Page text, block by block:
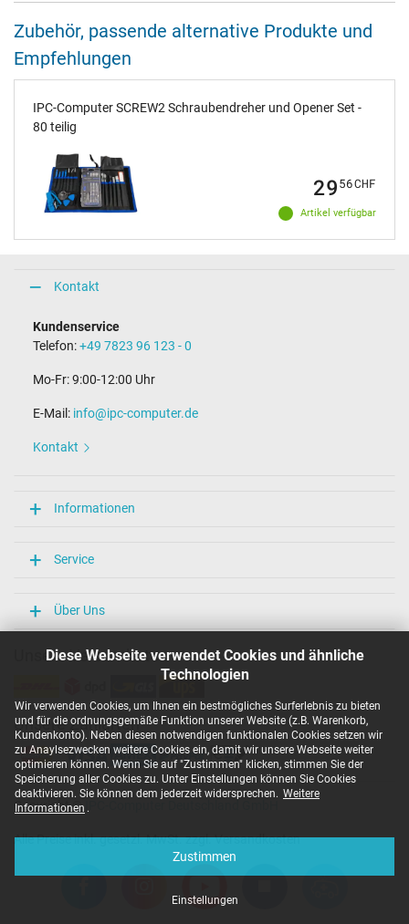
Diese Webseite verwendet Cookies und ähnliche
Technologien
Wir verwenden Cookies, um Ihnen ein bestmögliches Surferlebnis zu bieten
und für die ordnungsgemäße Funktion unserer Website (z.B. Warenkorb,
Kundenkonto). Neben diesen notwendigen funktionalen Cookies setzen wir
zu Anaylsezwecken weitere Cookies ein, damit wir unsere Webseite weiter
optimieren können. Wenn Sie auf "Zustimmen" klicken, stimmen Sie der
Speicherung aller Cookies zu. Unter Einstellungen können Sie Cookies
deaktivieren. Sie können dem jederzeit widersprechen. Weitere
Informationen .
Zustimmen
Einstellungen
Zubehör, passende alternative Produkte und
Empfehlungen
IPC-Computer SCREW2 Schraubendreher und Opener Set -
80 teilig
Artikel verfügbar
2956CHF
Kontakt
Kundenservice
Telefon:+49 7823 96 123 - 0
Mo-Fr: 9:00-12:00 Uhr
E-Mail: info@ipc-computer.de
Kontakt
Informationen
Service
Über Uns
Unsere Versandarten
Unsere Zahlarten
Copyright ©
Alle Preise inkl. gesetzl. MwSt. zzgl. Versandkosten